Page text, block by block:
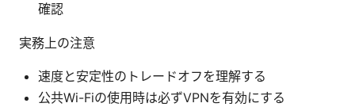
確認
実務上の注意
速度と安定性のトレードオフを理解する
公共Wi-Fiの使用時は必ずVPNを有効にする